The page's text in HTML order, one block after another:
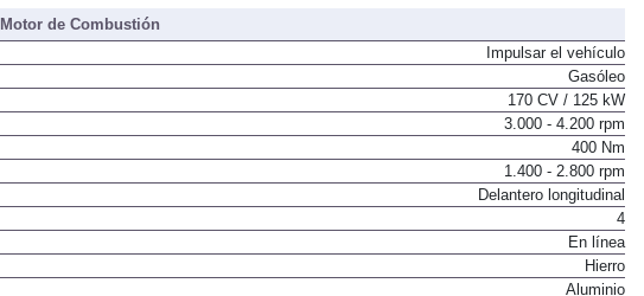
Motor de Combustión
Impulsar el vehículo
Gasóleo
170 CV / 125 kW
3.000 - 4.200 rpm
400 Nm
1.400 - 2.800 rpm
Delantero longitudinal
4
En línea
Hierro
Aluminio